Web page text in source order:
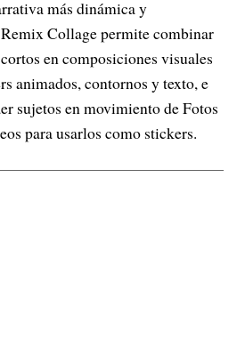
más dinámica y
Collage permite combinar
en composiciones visuales
animados, contornos y texto, e
sujetos en movimiento de Fotos
para usarlos como stickers.